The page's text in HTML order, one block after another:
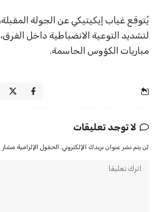
يُتوقع غياب إيكيتيكي عن الجولة
لتشديد التوعية الانضباطية داخل
مباريات الكؤوس الحاسمة.
لا توجد تعليقات
لن يتم نشر عنوان بريدك الإلكتروني. الحقول الإلزامية مشار